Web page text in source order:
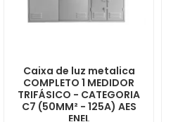
Caixa de luz metalica
COMPLETO 1 MEDIDOR
TRIFÁSICO - CATEGORIA
C7 (50MM² - 125A) AES
ENEL